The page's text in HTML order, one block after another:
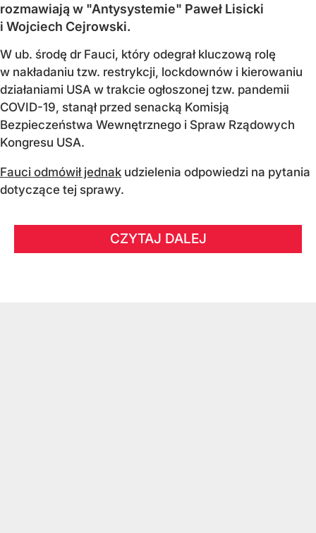
rozmawiają w "Antysystemie" Paweł Lisicki
i Wojciech Cejrowski.
W ub. środę dr Fauci, który odegrał kluczową rolę
w nakładaniu tzw. restrykcji, lockdownów i kierowaniu
działaniami USA w trakcie ogłoszonej tzw. pandemii
COVID-19, stanął przed senacką Komisją
Bezpieczeństwa Wewnętrznego i Spraw Rządowych
Kongresu USA.
Fauci odmówił jednak udzielenia odpowiedzi na pytania
dotyczące tej sprawy.
CZYTAJ DALEJ